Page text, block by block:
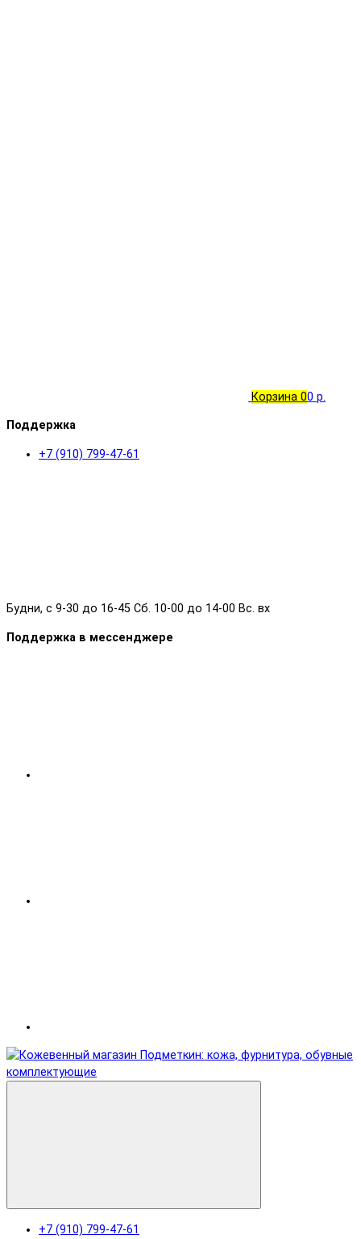
Корзина 00 р.
Поддержка
+7 (910) 799-47-61
Будни, с 9-30 до 16-45 Сб. 10-00 до 14-00 Вс. вх
Поддержка в мессенджере
+7 (910) 799-47-61